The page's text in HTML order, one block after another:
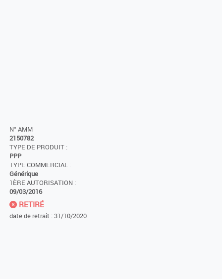
N° AMM
2150782
TYPE DE PRODUIT :
PPP
TYPE COMMERCIAL :
Générique
1ÈRE AUTORISATION :
09/03/2016
RETIRÉ
date de retrait : 31/10/2020